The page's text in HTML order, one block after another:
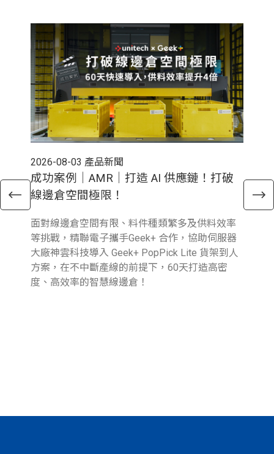
2026-08-03 產品新聞
成功案例｜AMR｜打造 AI 供應鏈！打破
線邊倉空間極限！
面對線邊倉空間有限、料件種類繁多及供料效率
等挑戰，精聯電子攜手Geek+ 合作，協助伺服器
大廠神雲科技導入 Geek+ PopPick Lite 貨架到人
方案，在不中斷產線的前提下，60天打造高密
度、高效率的智慧線邊倉！
電
倉